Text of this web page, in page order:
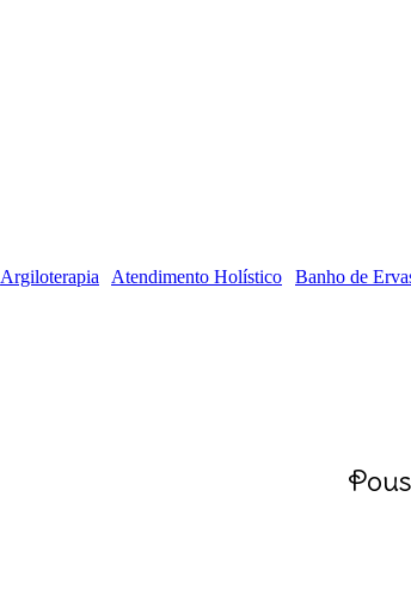
Argiloterapia Atendimento Holístico Banho de